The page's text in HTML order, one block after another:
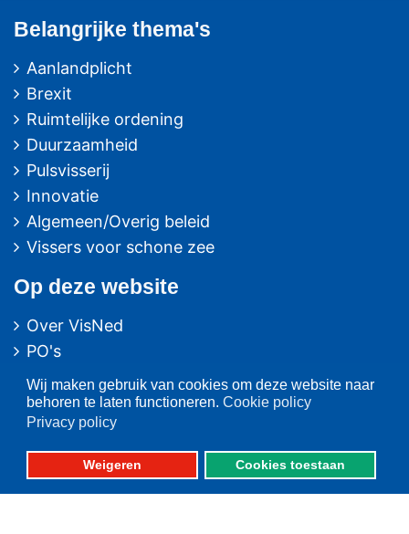
Wij maken gebruik van cookies om deze website naar
behoren te laten functioneren. Cookie policy
Privacy policy
Weigeren Cookies toestaan
Belangrijke thema's
Aanlandplicht
Brexit
Ruimtelijke ordening
Duurzaamheid
Pulsvisserij
Innovatie
Algemeen/Overig beleid
Vissers voor schone zee
Op deze website
Over VisNed
PO's
Vertegenwoordiging
Contact
Nieuwsarchief
Contactinformatie